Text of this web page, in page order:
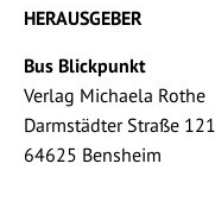
HERAUSGEBER
Bus Blickpunkt
Verlag Michaela Rothe
Darmstädter Straße 121
64625 Bensheim